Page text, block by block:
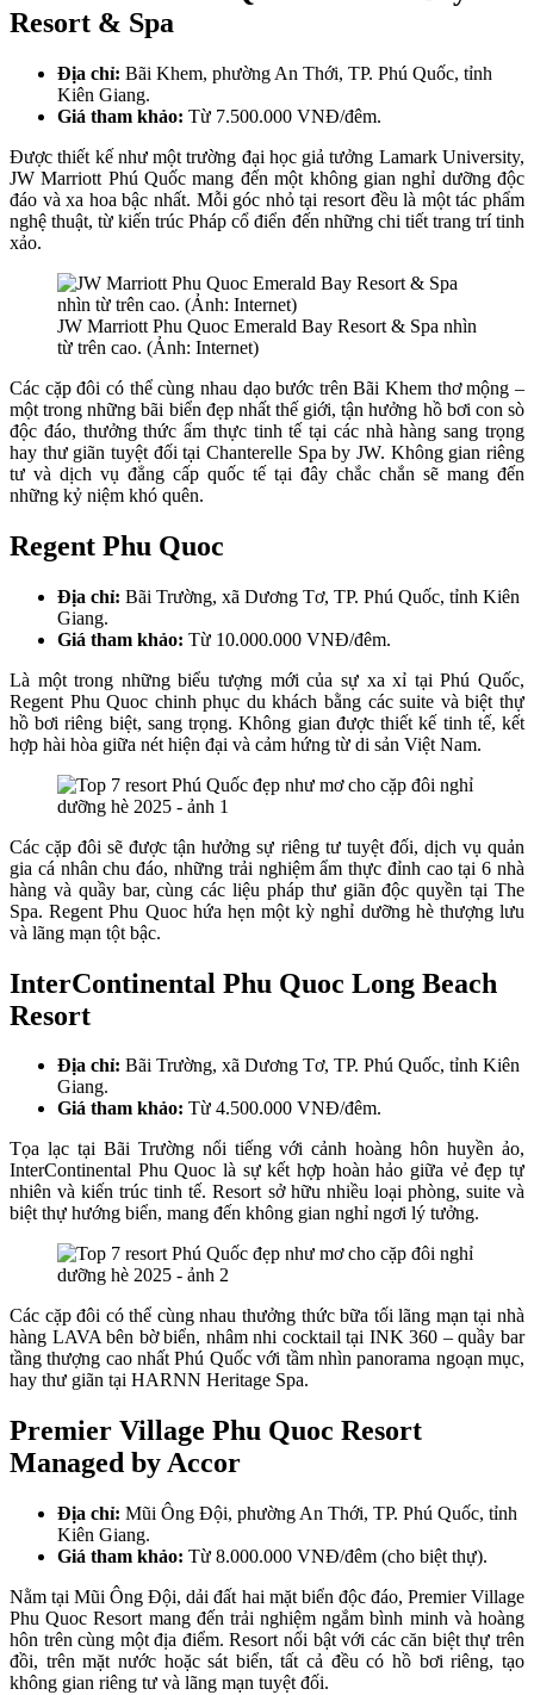
Resort & Spa
Địa chỉ: Bãi Khem, phường An Thới, TP. Phú Quốc, tỉnh
Kiên Giang.
Giá tham khảo: Từ 7.500.000 VNĐ/đêm.
Được thiết kế như một trường đại học giả tưởng Lamark University,
JW Marriott Phú Quốc mang đến một không gian nghỉ dưỡng độc
đáo và xa hoa bậc nhất. Mỗi góc nhỏ tại resort đều là một tác phẩm
nghệ thuật, từ kiến trúc Pháp cổ điển đến những chi tiết trang trí tinh
xảo.
JW Marriott Phu Quoc Emerald Bay Resort & Spa nhìn
từ trên cao. (Ảnh: Internet)
Các cặp đôi có thể cùng nhau dạo bước trên Bãi Khem thơ mộng –
một trong những bãi biển đẹp nhất thế giới, tận hưởng hồ bơi con sò
độc đáo, thưởng thức ẩm thực tinh tế tại các nhà hàng sang trọng
hay thư giãn tuyệt đối tại Chanterelle Spa by JW. Không gian riêng
tư và dịch vụ đẳng cấp quốc tế tại đây chắc chắn sẽ mang đến
những kỷ niệm khó quên.
Regent Phu Quoc
Địa chỉ: Bãi Trường, xã Dương Tơ, TP. Phú Quốc, tỉnh Kiên
Giang.
Giá tham khảo: Từ 10.000.000 VNĐ/đêm.
Là một trong những biểu tượng mới của sự xa xỉ tại Phú Quốc,
Regent Phu Quoc chinh phục du khách bằng các suite và biệt thự
hồ bơi riêng biệt, sang trọng. Không gian được thiết kế tinh tế, kết
hợp hài hòa giữa nét hiện đại và cảm hứng từ di sản Việt Nam.
Các cặp đôi sẽ được tận hưởng sự riêng tư tuyệt đối, dịch vụ quản
gia cá nhân chu đáo, những trải nghiệm ẩm thực đỉnh cao tại 6 nhà
hàng và quầy bar, cùng các liệu pháp thư giãn độc quyền tại The
Spa. Regent Phu Quoc hứa hẹn một kỳ nghỉ dưỡng hè thượng lưu
và lãng mạn tột bậc.
InterContinental Phu Quoc Long Beach
Resort
Địa chỉ: Bãi Trường, xã Dương Tơ, TP. Phú Quốc, tỉnh Kiên
Giang.
Giá tham khảo: Từ 4.500.000 VNĐ/đêm.
Tọa lạc tại Bãi Trường nổi tiếng với cảnh hoàng hôn huyền ảo,
InterContinental Phu Quoc là sự kết hợp hoàn hảo giữa vẻ đẹp tự
nhiên và kiến trúc tinh tế. Resort sở hữu nhiều loại phòng, suite và
biệt thự hướng biển, mang đến không gian nghỉ ngơi lý tưởng.
Các cặp đôi có thể cùng nhau thưởng thức bữa tối lãng mạn tại nhà
hàng LAVA bên bờ biển, nhâm nhi cocktail tại INK 360 – quầy bar
tầng thượng cao nhất Phú Quốc với tầm nhìn panorama ngoạn mục,
hay thư giãn tại HARNN Heritage Spa.
Premier Village Phu Quoc Resort
Managed by Accor
Địa chỉ: Mũi Ông Đội, phường An Thới, TP. Phú Quốc, tỉnh
Kiên Giang.
Giá tham khảo: Từ 8.000.000 VNĐ/đêm (cho biệt thự).
Nằm tại Mũi Ông Đội, dải đất hai mặt biển độc đáo, Premier Village
Phu Quoc Resort mang đến trải nghiệm ngắm bình minh và hoàng
hôn trên cùng một địa điểm. Resort nổi bật với các căn biệt thự trên
đồi, trên mặt nước hoặc sát biển, tất cả đều có hồ bơi riêng, tạo
không gian riêng tư và lãng mạn tuyệt đối.